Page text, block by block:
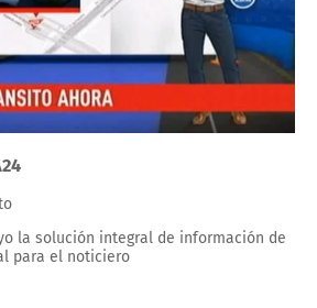
la solución integral de información de
para el noticiero